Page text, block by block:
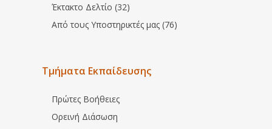
Έκτακτο Δελτίο (32)
Από τους Υποστηρικτές μας (76)
Τμήματα Εκπαίδευσης
Πρώτες Βοήθειες
Ορεινή Διάσωση